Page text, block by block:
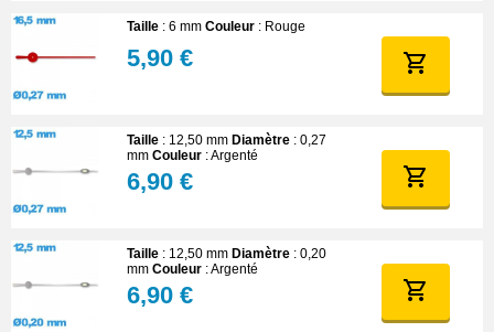
Taille : 6 mm Couleur : Rouge
5,90 €
Taille : 12,50 mm Diamètre : 0,27
mm Couleur : Argenté
6,90 €
Taille : 12,50 mm Diamètre : 0,20
mm Couleur : Argenté
6,90 €